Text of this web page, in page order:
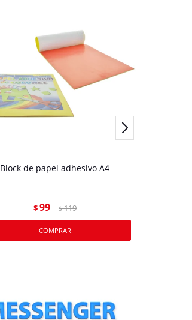
Block de papel adhesivo A4
$99 $ 119